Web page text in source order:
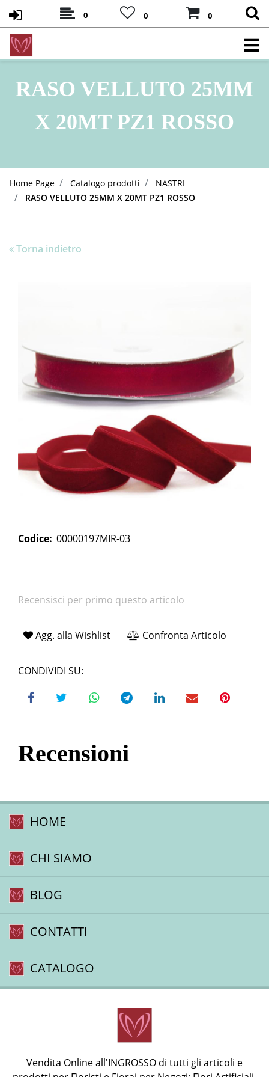
0 0 0
RASO VELLUTO 25MM
X 20MT PZ1 ROSSO
Home Page Catalogo prodotti
NASTRI
RASO VELLUTO 25MM X 20MT PZ1 ROSSO
Torna indietro
Codice: 00000197MIR-03
Recensisci per primo questo articolo
Agg. alla Wishlist Confronta Articolo
CONDIVIDI SU:
Recensioni
HOME
CHI SIAMO
BLOG
CONTATTI
CATALOGO
Vendita Online all'INGROSSO di tutti gli articoli e